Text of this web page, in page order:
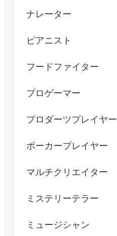
ナレーター
ピアニスト
フードファイター
プロゲーマー
プロダーツプレイヤー
ポーカープレイヤー
マルチクリエイター
ミステリーテラー
ミュージシャン